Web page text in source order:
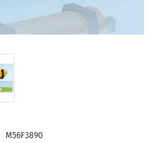
M56F3890